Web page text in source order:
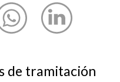
de tramitación